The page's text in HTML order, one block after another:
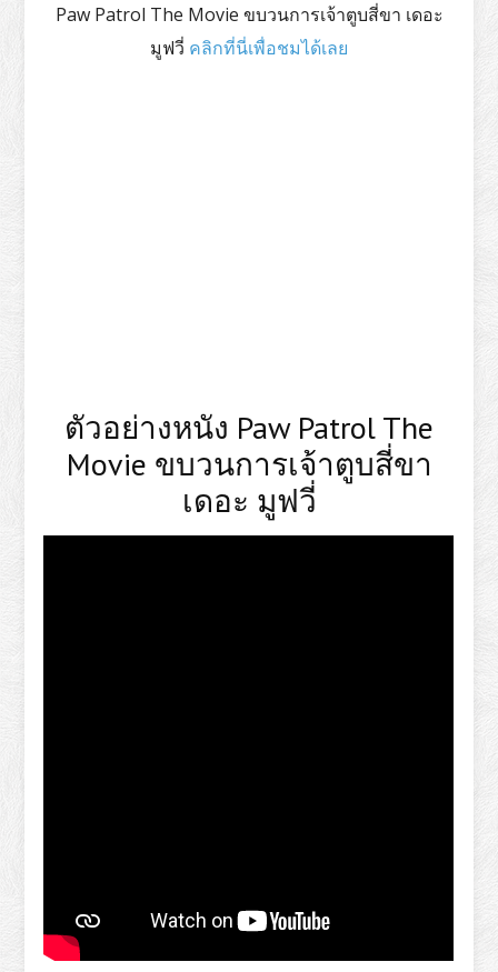
Paw Patrol The Movie ขบวนการเจ้าตูบสี่ขา เดอะ
มูฟวี่ คลิกที่นี่เพื่อชมได้เลย
ตัวอย่างหนัง Paw Patrol The
Movie ขบวนการเจ้าตูบสี่ขา
เดอะ มูฟวี่